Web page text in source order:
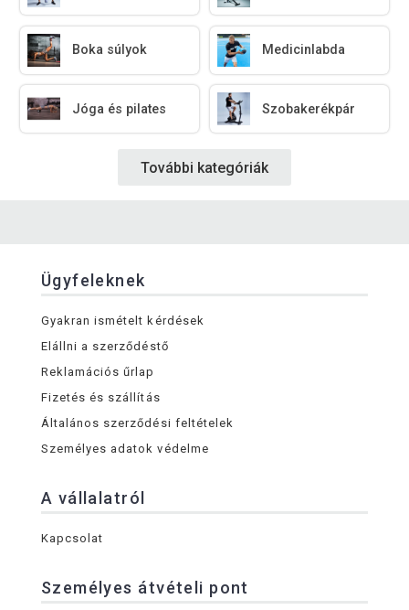
Boka súlyok Medicinlabda
Jóga és pilates Szobakerékpár
További kategóriák
Ügyfeleknek
Gyakran ismételt kérdések
Elállni a szerződéstő
Reklamációs űrlap
Fizetés és szállítás
Általános szerződési feltételek
Személyes adatok védelme
A vállalatról
Kapcsolat
Személyes átvételi pont